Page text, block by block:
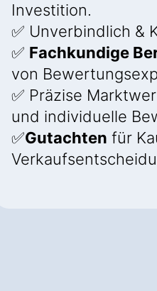
Investition.
✅ Unverbindlich &
✅ Fachkundige
von
✅ Präzise
und individuelle
✅Gutachten für